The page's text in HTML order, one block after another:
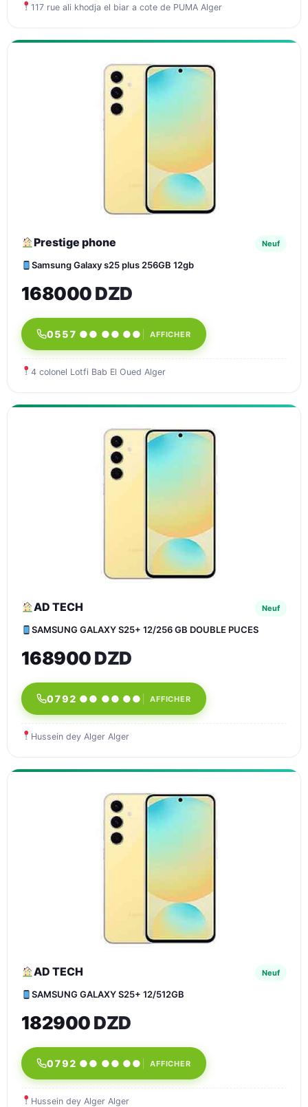
117 rue ali khodja el biar a cote de PUMA Alger
Prestige phone Neuf
Samsung Galaxy s25 plus 256GB 12gb
168000 DZD
0557 ●● ●● ●● AFFICHER
4 colonel Lotfi Bab El Oued Alger
AD TECH Neuf
SAMSUNG GALAXY S25+ 12/256 GB DOUBLE PUCES
168900 DZD
0792 ●● ●● ●● AFFICHER
Hussein dey Alger Alger
AD TECH Neuf
SAMSUNG GALAXY S25+ 12/512GB
182900 DZD
0792 ●● ●● ●● AFFICHER
Hussein dey Alger Alger